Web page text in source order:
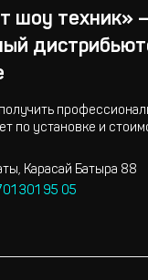
шоу техник»
по установке и
Карасай Батыра 88
301 95 05